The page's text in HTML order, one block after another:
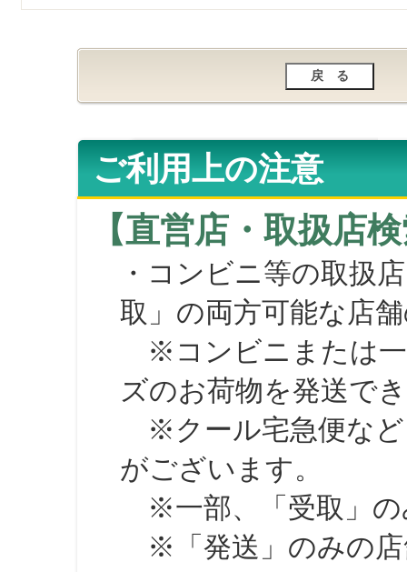
ご利用上の注意
【直営店・取扱店
・コンビニ等の取扱
取」の両方可能な店
※コンビニまたは一
ズのお荷物を発送で
※クール宅急便など
がございます。
※一部、「受取」の
※「発送」のみの店